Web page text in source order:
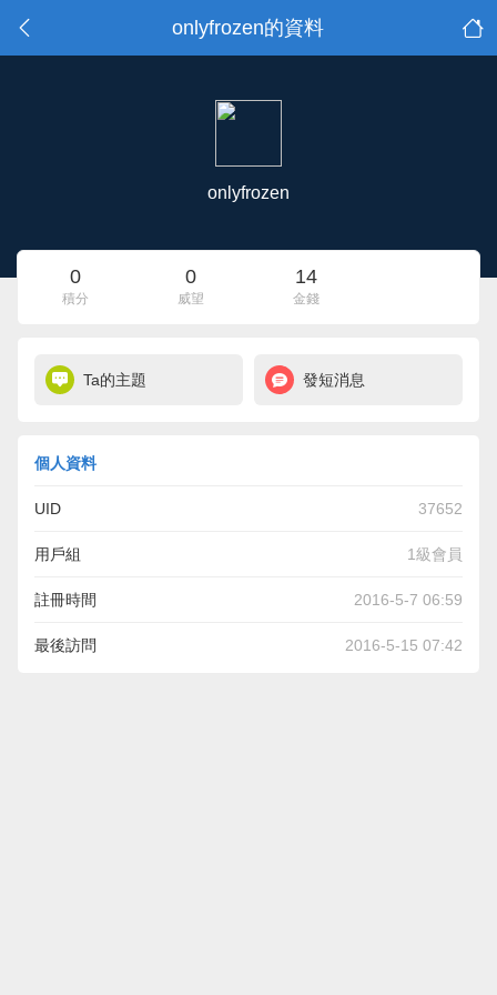
onlyfrozen的資料
onlyfrozen
0
積分
0
威望
14
金錢
Ta的主題 發短消息
個人資料
UID 37652
用戶組 1級會員
註冊時間 2016-5-7 06:59
最後訪問 2016-5-15 07:42